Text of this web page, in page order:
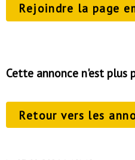
Rejoindre la page
Cette annonce n'est plus
Retour vers les